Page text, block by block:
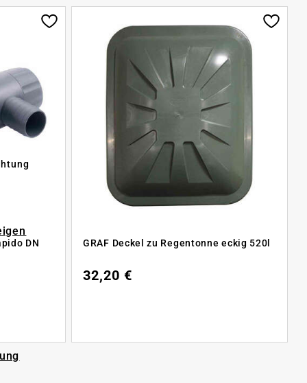
DN
GRAF Deckel zu Regentonne eckig 520l
32,20 €